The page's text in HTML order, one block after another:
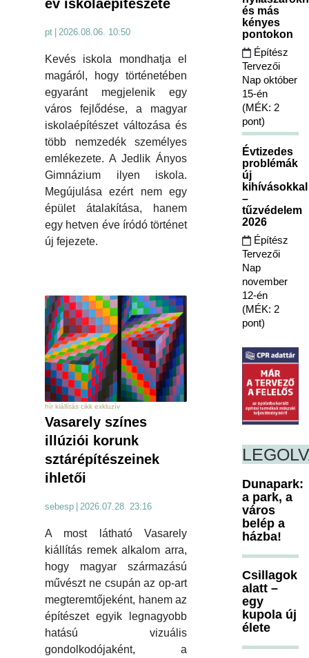
év iskolaépítészete
pt | 2026.08.06. 10:50
Kevés iskola mondhatja el
magáról, hogy történetében
egyaránt megjelenik egy
város fejlődése, a magyar
iskolaépítészet változása és
több nemzedék személyes
emlékezete. A Jedlik Ányos
Gimnázium ilyen iskola.
Megújulása ezért nem egy
épület átalakítása, hanem
egy hetven éve íródó történet
új fejezete.
hír kiállítás cikk exkluzív
Vasarely színes
illúziói korunk
sztárépítészeinek
ihletői
sebesp 2026.07.28. 23:16
A most látható Vasarely
kiállítás remek alkalom arra,
hogy magyar származású
művészt ne csupán az op-art
megteremtőjeként, hanem az
építészet egyik legnagyobb
hatású vizuális
gondolkodójaként, a
és más
kényes
pontokon
Építész
Tervezői
Nap október
15-én
(MÉK: 2
pont)
Évtizedes
problémák
új
kihívásokkal
–
tűzvédelem
2026
Építész
Tervezői
Nap
november
12-én
(MÉK: 2
pont)
Dunapark:
a park, a
város
belép a
házba!
Csillagok
alatt –
egy
kupola új
élete